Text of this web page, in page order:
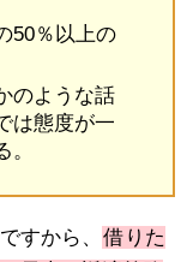
50％以上の
のような話
は態度が一
すから、
借りた